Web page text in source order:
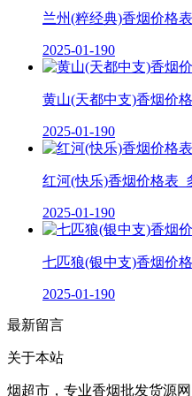
兰州(粹经典)香烟价格
2025-01-190
黄山(天都中支)香烟价
2025-01-190
红河(快乐)香烟价格表_
2025-01-190
七匹狼(银中支)香烟价
2025-01-190
最新留言
关于本站
烟超市，专业香烟批发货源